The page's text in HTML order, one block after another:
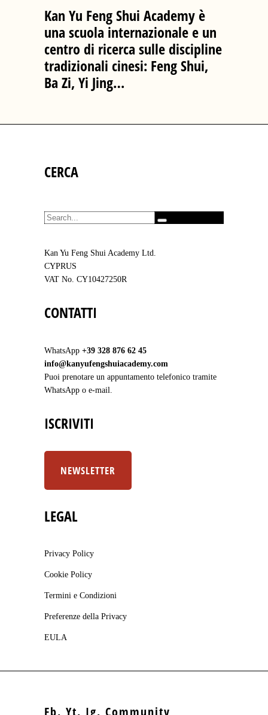
Kan Yu Feng Shui Academy è
una scuola internazionale e un
centro di ricerca sulle discipline
tradizionali cinesi: Feng Shui,
Ba Zi, Yi Jing…
CERCA
Kan Yu Feng Shui Academy Ltd.
CYPRUS
VAT No. CY10427250R
CONTATTI
WhatsApp +39 328 876 62 45
info@kanyufengshuiacademy.com
Puoi prenotare un appuntamento telefonico tramite
WhatsApp o e-mail.
ISCRIVITI
NEWSLETTER
LEGAL
Privacy Policy
Cookie Policy
Termini e Condizioni
Preferenze della Privacy
EULA
Fb. Yt. Ig. Community